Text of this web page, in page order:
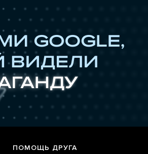
ПОМОЩЬ ДРУГА